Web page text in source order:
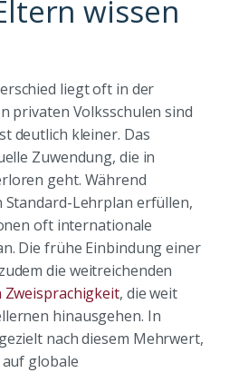
wissen
liegt oft in der
privaten Volksschulen sind
deutlich kleiner. Das
Zuwendung, die in
geht. Während
Standard-Lehrplan erfüllen,
oft internationale
Die frühe Einbindung einer
die weitreichenden
, die weit
hinausgehen. In
nach diesem Mehrwert,
globale